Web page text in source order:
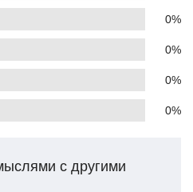
0%
0%
0%
0%
с другими